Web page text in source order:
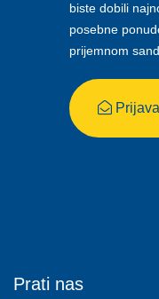
biste dobili
posebne
prijemnom
Prati nas